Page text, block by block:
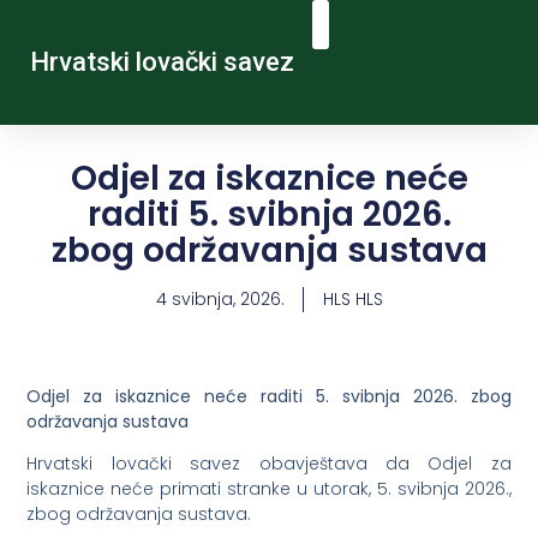
Hrvatski lovački savez
Odjel za iskaznice neće
raditi 5. svibnja 2026.
zbog održavanja sustava
4 svibnja, 2026. HLS HLS
Odjel za iskaznice neće raditi 5. svibnja 2026. zbog
održavanja sustava
Hrvatski lovački savez obavještava da Odjel za
iskaznice neće primati stranke u utorak, 5. svibnja 2026.,
zbog održavanja sustava.